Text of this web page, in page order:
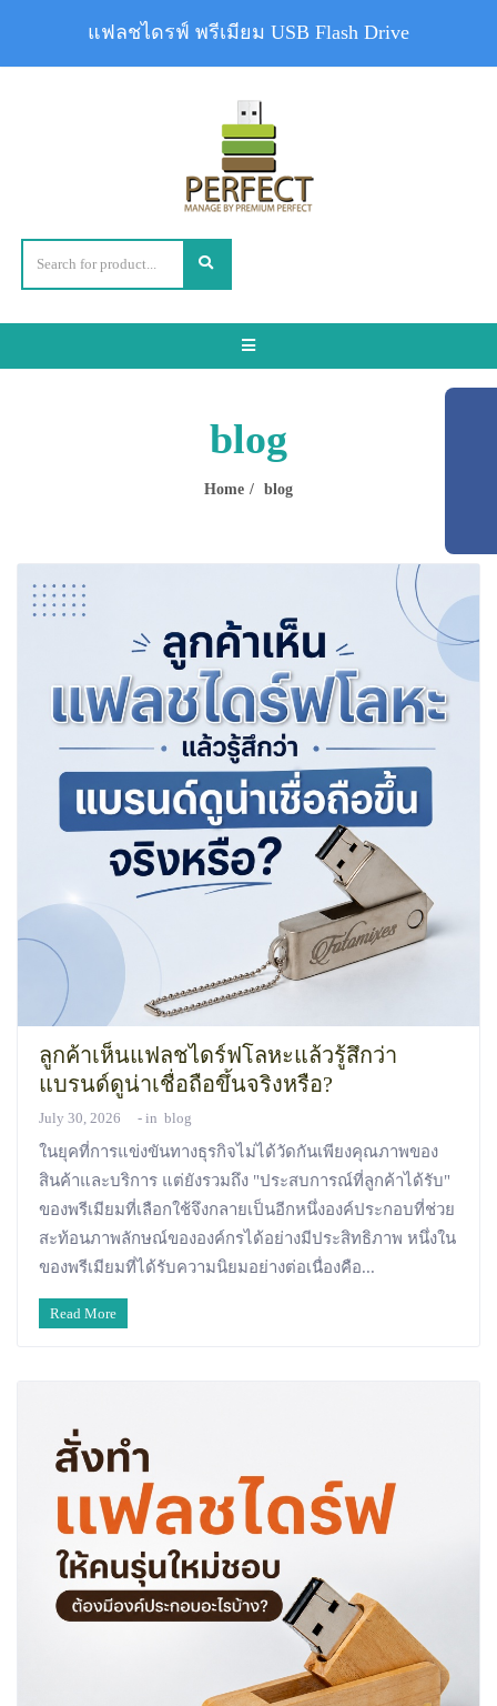
Toggle
blog
Home blog
ลูกค้าเห็นแฟลชไดร์ฟโลหะแล้วรู้สึกว่า
แบรนด์ดูน่าเชื่อถือขึ้นจริงหรือ?
July 30, 2026 in blog
ในยุคที่การแข่งขันทางธุรกิจไม่ได้วัดกันเพียงคุณภาพของ
สินค้าและบริการ แต่ยังรวมถึง "ประสบการณ์ที่ลูกค้าได้รับ"
ของพรีเมียมที่เลือกใช้จึงกลายเป็นอีกหนึ่งองค์ประกอบที่ช่วย
สะท้อนภาพลักษณ์ขององค์กรได้อย่างมีประสิทธิภาพ หนึ่งใน
ของพรีเมียมที่ได้รับความนิยมอย่างต่อเนื่องคือ...
Read More
แฟลชไดรฟ์ พรีเมียม USB Flash Drive